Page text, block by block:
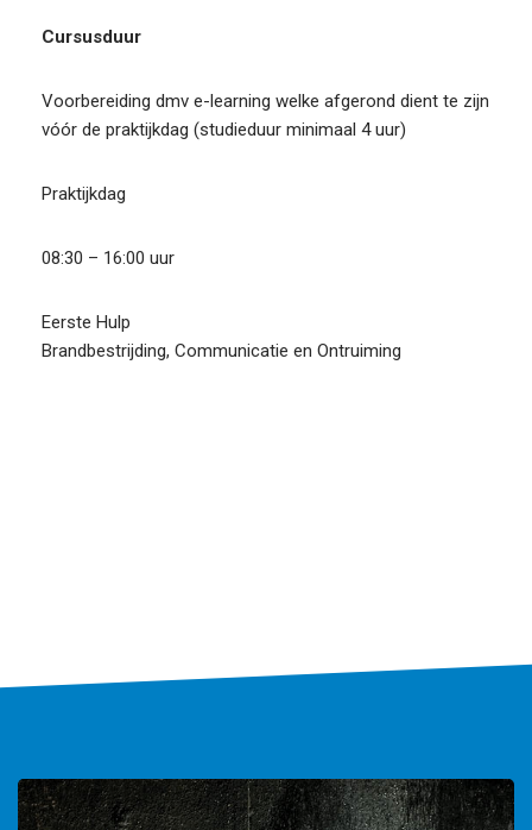
Cursusduur
Voorbereiding dmv e-learning welke afgerond dient te zijn
vóór de praktijkdag (studieduur minimaal 4 uur)
Praktijkdag
08:30 – 16:00 uur
Eerste Hulp
Brandbestrijding, Communicatie en Ontruiming